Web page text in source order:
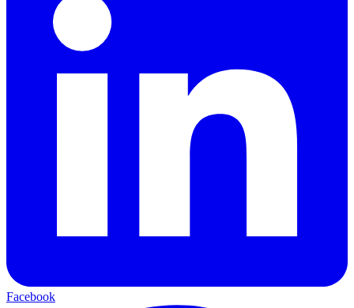
Facebook